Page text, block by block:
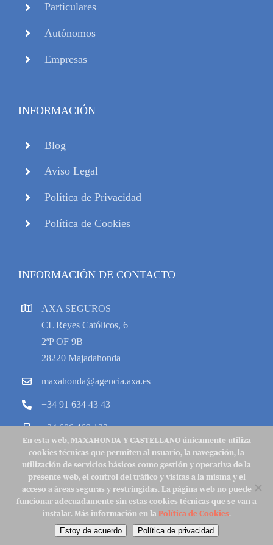
Particulares
Autónomos
Empresas
INFORMACIÓN
Blog
Aviso Legal
Política de Privacidad
Política de Cookies
INFORMACIÓN DE CONTACTO
AXA SEGUROS
CL Reyes Católicos, 6
2ªP OF 9B
28220 Majadahonda
maxahonda@agencia.axa.es
+34 91 634 43 43
+34 606 469 133
Copyright 2022 © MycAXA |Aviso Legal|Política de Cookies|
Política de Privacidad|Contacto
Facebook
X Instagram
LinkedIn
En esta web, MAXAHONDA Y CASTELLANO únicamente utiliza
cookies técnicas que permiten al usuario, la navegación, la
utilización de servicios básicos como gestión y operativa de la
presente web, el control del tráfico y visitas a la misma y el
acceso a áreas seguras y restringidas. La página web no puede
funcionar adecuadamente sin estas cookies técnicas que se van a
instalar. Más información en la Política de Cookies.
Estoy de acuerdo Política de privacidad